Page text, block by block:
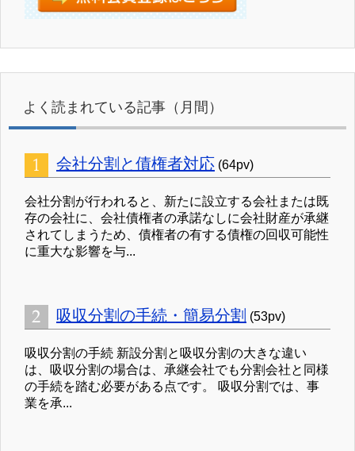
よく読まれている記事（月間）
会社分割と債権者対応 (64pv)
会社分割が行われると、新たに設立する会社または既
存の会社に、会社債権者の承諾なしに会社財産が承継
されてしまうため、債権者の有する債権の回収可能性
に重大な影響を与...
吸収分割の手続・簡易分割 (53pv)
吸収分割の手続 新設分割と吸収分割の大きな違い
は、吸収分割の場合は、承継会社でも分割会社と同様
の手続を踏む必要がある点です。 吸収分割では、事
業を承...